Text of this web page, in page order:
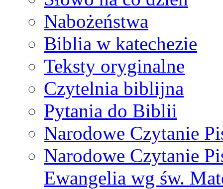
Nabożeństwa
Biblia w katechezie
Teksty oryginalne
Czytelnia biblijna
Pytania do Biblii
Narodowe Czytanie
Narodowe Czytanie
Ewangelia wg św.